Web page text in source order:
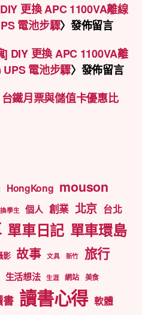
更換 APC 1100VA離線
電池步驟〉發佈留言
] DIY 更換 APC 1100VA離
電池步驟〉發佈留言
鐵月票與儲值卡優惠比
HongKong mouson
學生 個人 創業 北京 台北
單車日記 單車環島
影 故事 文具 新竹 旅行
生活想法 生涯 網站 美食
書 讀書心得 軟體